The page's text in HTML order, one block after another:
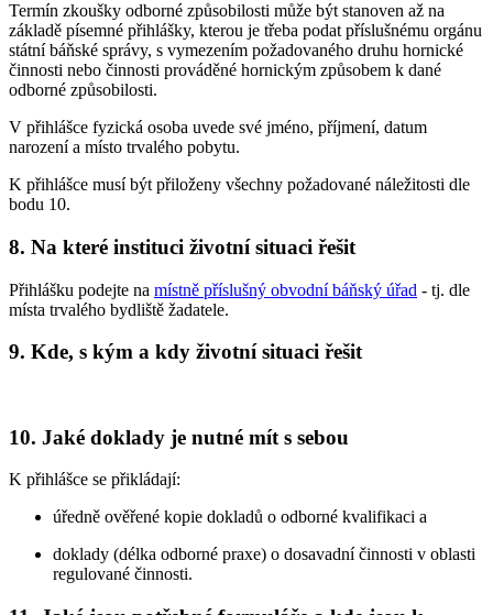
Termín zkoušky odborné způsobilosti může být stanoven až na
základě písemné přihlášky, kterou je třeba podat příslušnému orgánu
státní báňské správy, s vymezením požadovaného druhu hornické
činnosti nebo činnosti prováděné hornickým způsobem k dané
odborné způsobilosti.
V přihlášce fyzická osoba uvede své jméno, příjmení, datum
narození a místo trvalého pobytu.
K přihlášce musí být přiloženy všechny požadované náležitosti dle
bodu 10.
8. Na které instituci životní situaci řešit
Přihlášku podejte na místně příslušný obvodní báňský úřad - tj. dle
místa trvalého bydliště žadatele.
9. Kde, s kým a kdy životní situaci řešit
10. Jaké doklady je nutné mít s sebou
K přihlášce se přikládají:
úředně ověřené kopie dokladů o odborné kvalifikaci a
doklady (délka odborné praxe) o dosavadní činnosti v oblasti
regulované činnosti.